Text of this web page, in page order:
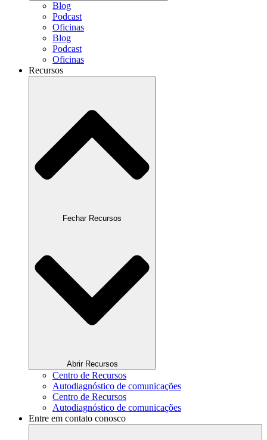
Blog
Podcast
Oficinas
Blog
Podcast
Oficinas
Recursos
Fechar Recursos
Abrir Recursos
Centro de Recursos
Autodiagnóstico de comunicações
Centro de Recursos
Autodiagnóstico de comunicações
Entre em contato conosco